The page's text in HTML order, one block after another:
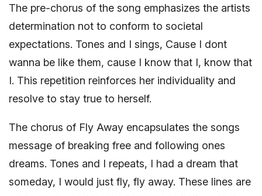
The pre-chorus of the song emphasizes the artists
determination not to conform to societal
expectations. Tones and I sings, Cause I dont
wanna be like them, cause I know that I, know that
I. This repetition reinforces her individuality and
resolve to stay true to herself.
The chorus of Fly Away encapsulates the songs
message of breaking free and following ones
dreams. Tones and I repeats, I had a dream that
someday, I would just fly, fly away. These lines are